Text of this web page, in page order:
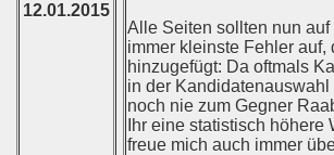
12.01.2015
Alle Seiten sollten nun
immer kleinste Fehler
hinzugefügt: Da oftmals
in der
noch nie zum Gegner
Ihr eine statistisch
freue mich auch immer